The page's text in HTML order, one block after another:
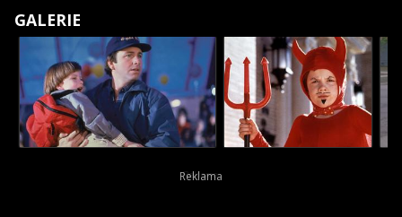
GALERIE